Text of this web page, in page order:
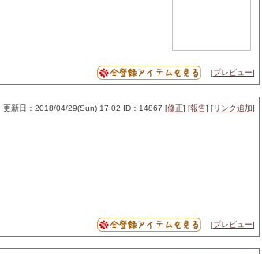
[プレビュー]
更新日：2018/04/29(Sun) 17:02 ID：14867 [修正] [報告] [リンク追加]
[プレビュー]